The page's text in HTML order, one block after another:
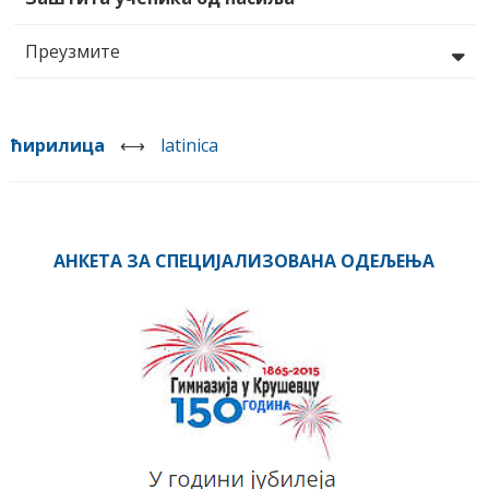
Преузмите
ћирилица ⟷ latinica
АНКЕТА ЗА СПЕЦИЈАЛИЗОВАНА ОДЕЉЕЊА